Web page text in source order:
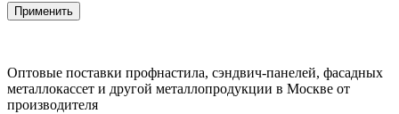
Применить
Оптовые поставки профнастила, сэндвич-панелей, фасадных
металлокассет и другой металлопродукции в Москве от
производителя